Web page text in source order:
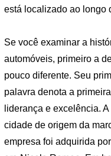
está localizado ao longo
Se você examinar a
automóveis, primeiro a
pouco diferente. Seu
palavra denota a
liderança e excelência.
cidade de origem da
empresa foi adquirida